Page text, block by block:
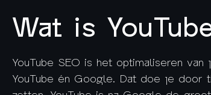
Wat is
YouTube SEO is het optimaliseren
YouTube én Google. Dat doe je door